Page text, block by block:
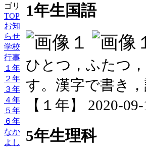
ゴリ
TOP
お知
らせ
学校
行事
１年
２年
３年
４年
５年
６年
なか
よし
1年生国語
ひとつ，ふたつ
す。漢字で書き
【１年】 2020-
5年生理科